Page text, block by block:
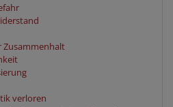
Zusammenhalt
verloren